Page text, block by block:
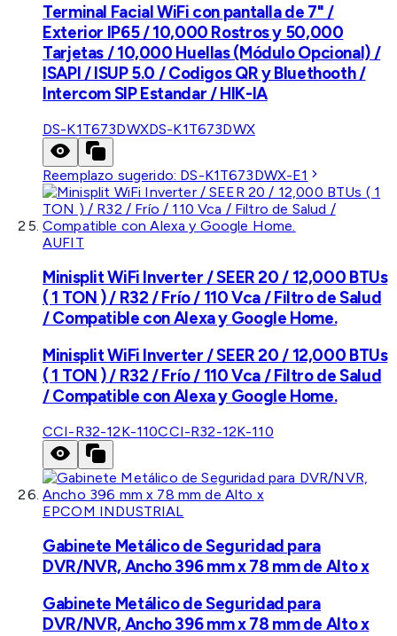
Terminal Facial WiFi con pantalla de 7" /
Exterior IP65 / 10,000 Rostros y 50,000
Tarjetas / 10,000 Huellas (Módulo Opcional) /
ISAPI / ISUP 5.0 / Codigos QR y Bluethooth /
Intercom SIP Estandar / HIK-IA
DS-K1T673DWXDS-K1T673DWX
Reemplazo sugerido: DS-K1T673DWX-E1
AUFIT
Minisplit WiFi Inverter / SEER 20 / 12,000 BTUs
( 1 TON ) / R32 / Frío / 110 Vca / Filtro de Salud
/ Compatible con Alexa y Google Home.
Minisplit WiFi Inverter / SEER 20 / 12,000 BTUs
( 1 TON ) / R32 / Frío / 110 Vca / Filtro de Salud
/ Compatible con Alexa y Google Home.
CCI-R32-12K-110CCI-R32-12K-110
EPCOM INDUSTRIAL
Gabinete Metálico de Seguridad para
DVR/NVR, Ancho 396 mm x 78 mm de Alto x
Gabinete Metálico de Seguridad para
DVR/NVR, Ancho 396 mm x 78 mm de Alto x